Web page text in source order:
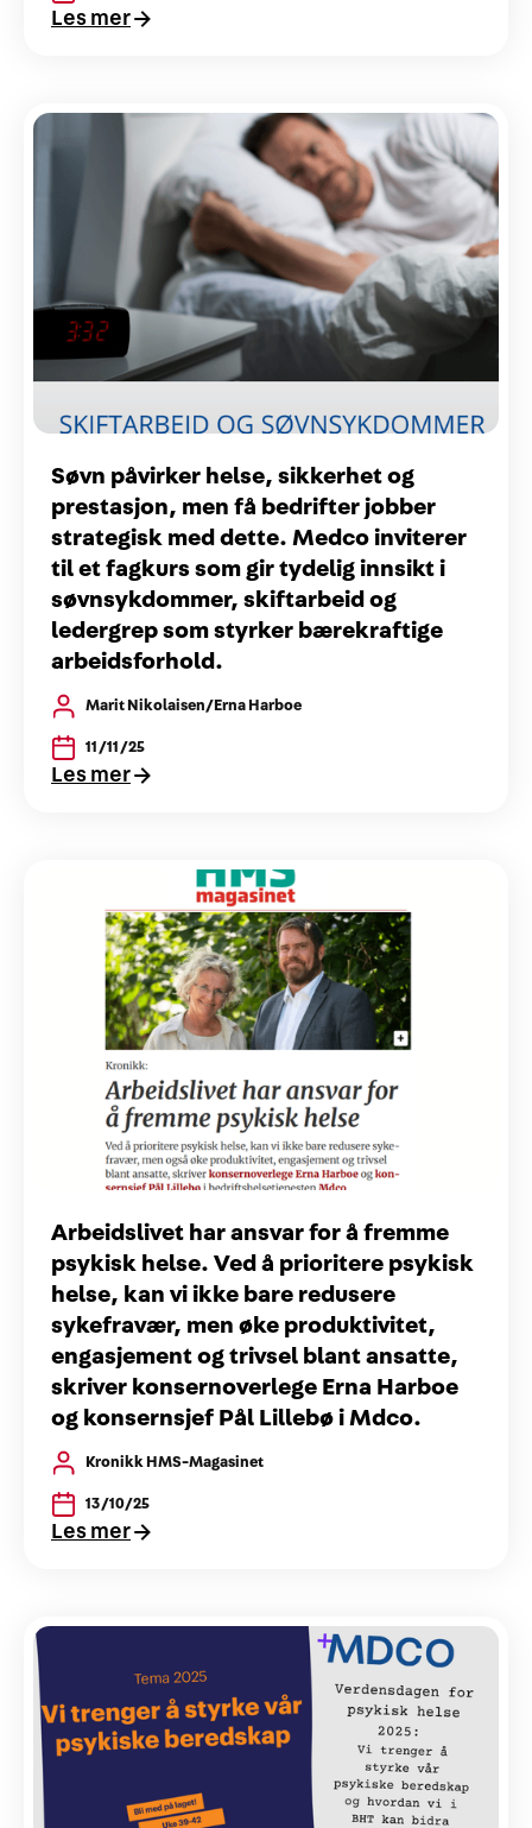
Les mer
Søvn påvirker helse, sikkerhet og
prestasjon, men få bedrifter jobber
strategisk med dette. Medco inviterer
til et fagkurs som gir tydelig innsikt i
søvnsykdommer, skiftarbeid og
ledergrep som styrker bærekraftige
arbeidsforhold.
Marit Nikolaisen/Erna Harboe
11/11/25
Les mer
Arbeidslivet har ansvar for å fremme
psykisk helse. Ved å prioritere psykisk
helse, kan vi ikke bare redusere
sykefravær, men øke produktivitet,
engasjement og trivsel blant ansatte,
skriver konsernoverlege Erna Harboe
og konsernsjef Pål Lillebø i Mdco.
Kronikk HMS-Magasinet
13/10/25
Les mer